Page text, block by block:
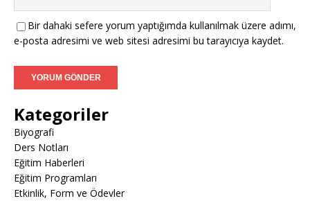
Bir dahaki sefere yorum yaptığımda kullanılmak üzere adımı,
e-posta adresimi ve web sitesi adresimi bu tarayıcıya kaydet.
Kategoriler
Biyografi
Ders Notları
Eğitim Haberleri
Eğitim Programları
Etkinlik, Form ve Ödevler